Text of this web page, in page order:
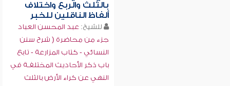
بالثلث والربع واختلاف
ألفاظ الناقلين للخبر
للشيخ: عبد المحسن العباد
جزء من محاضرة ( شرح سنن
النسائي - كتاب المزارعة - تابع
باب ذكر الأحاديث المختلفـة في
النهي عن كراء الأرض بالثلث